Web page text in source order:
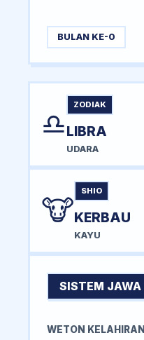
BULAN KE-0
♎
ZODIAK
LIBRA
UDARA
🐮
SHIO
KERBAU
KAYU
SISTEM JAWA
WETON KELAHIRAN